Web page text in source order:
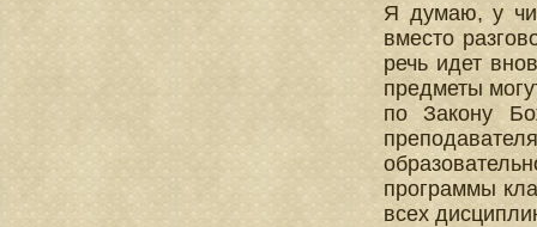
Я думаю, у
вместо
речь идет
предметы
по Закону
программы
всех